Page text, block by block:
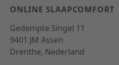
ONLINE SLAAPCOMFORT
Gedempte Singel 11
9401 JM Assen
Drenthe, Nederland